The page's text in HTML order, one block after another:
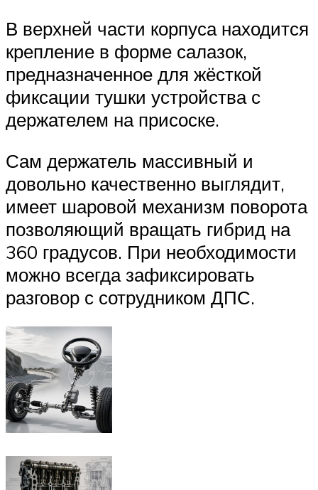
В верхней части корпуса находится
крепление в форме салазок,
предназначенное для жёсткой
фиксации тушки устройства с
держателем на присоске.
Сам держатель массивный и
довольно качественно выглядит,
имеет шаровой механизм поворота
позволяющий вращать гибрид на
360 градусов. При необходимости
можно всегда зафиксировать
разговор с сотрудником ДПС.